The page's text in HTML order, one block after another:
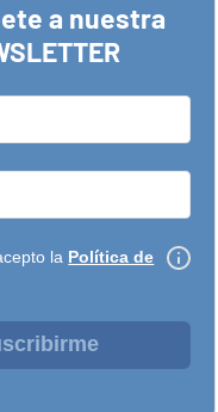
a nuestra
la Política de